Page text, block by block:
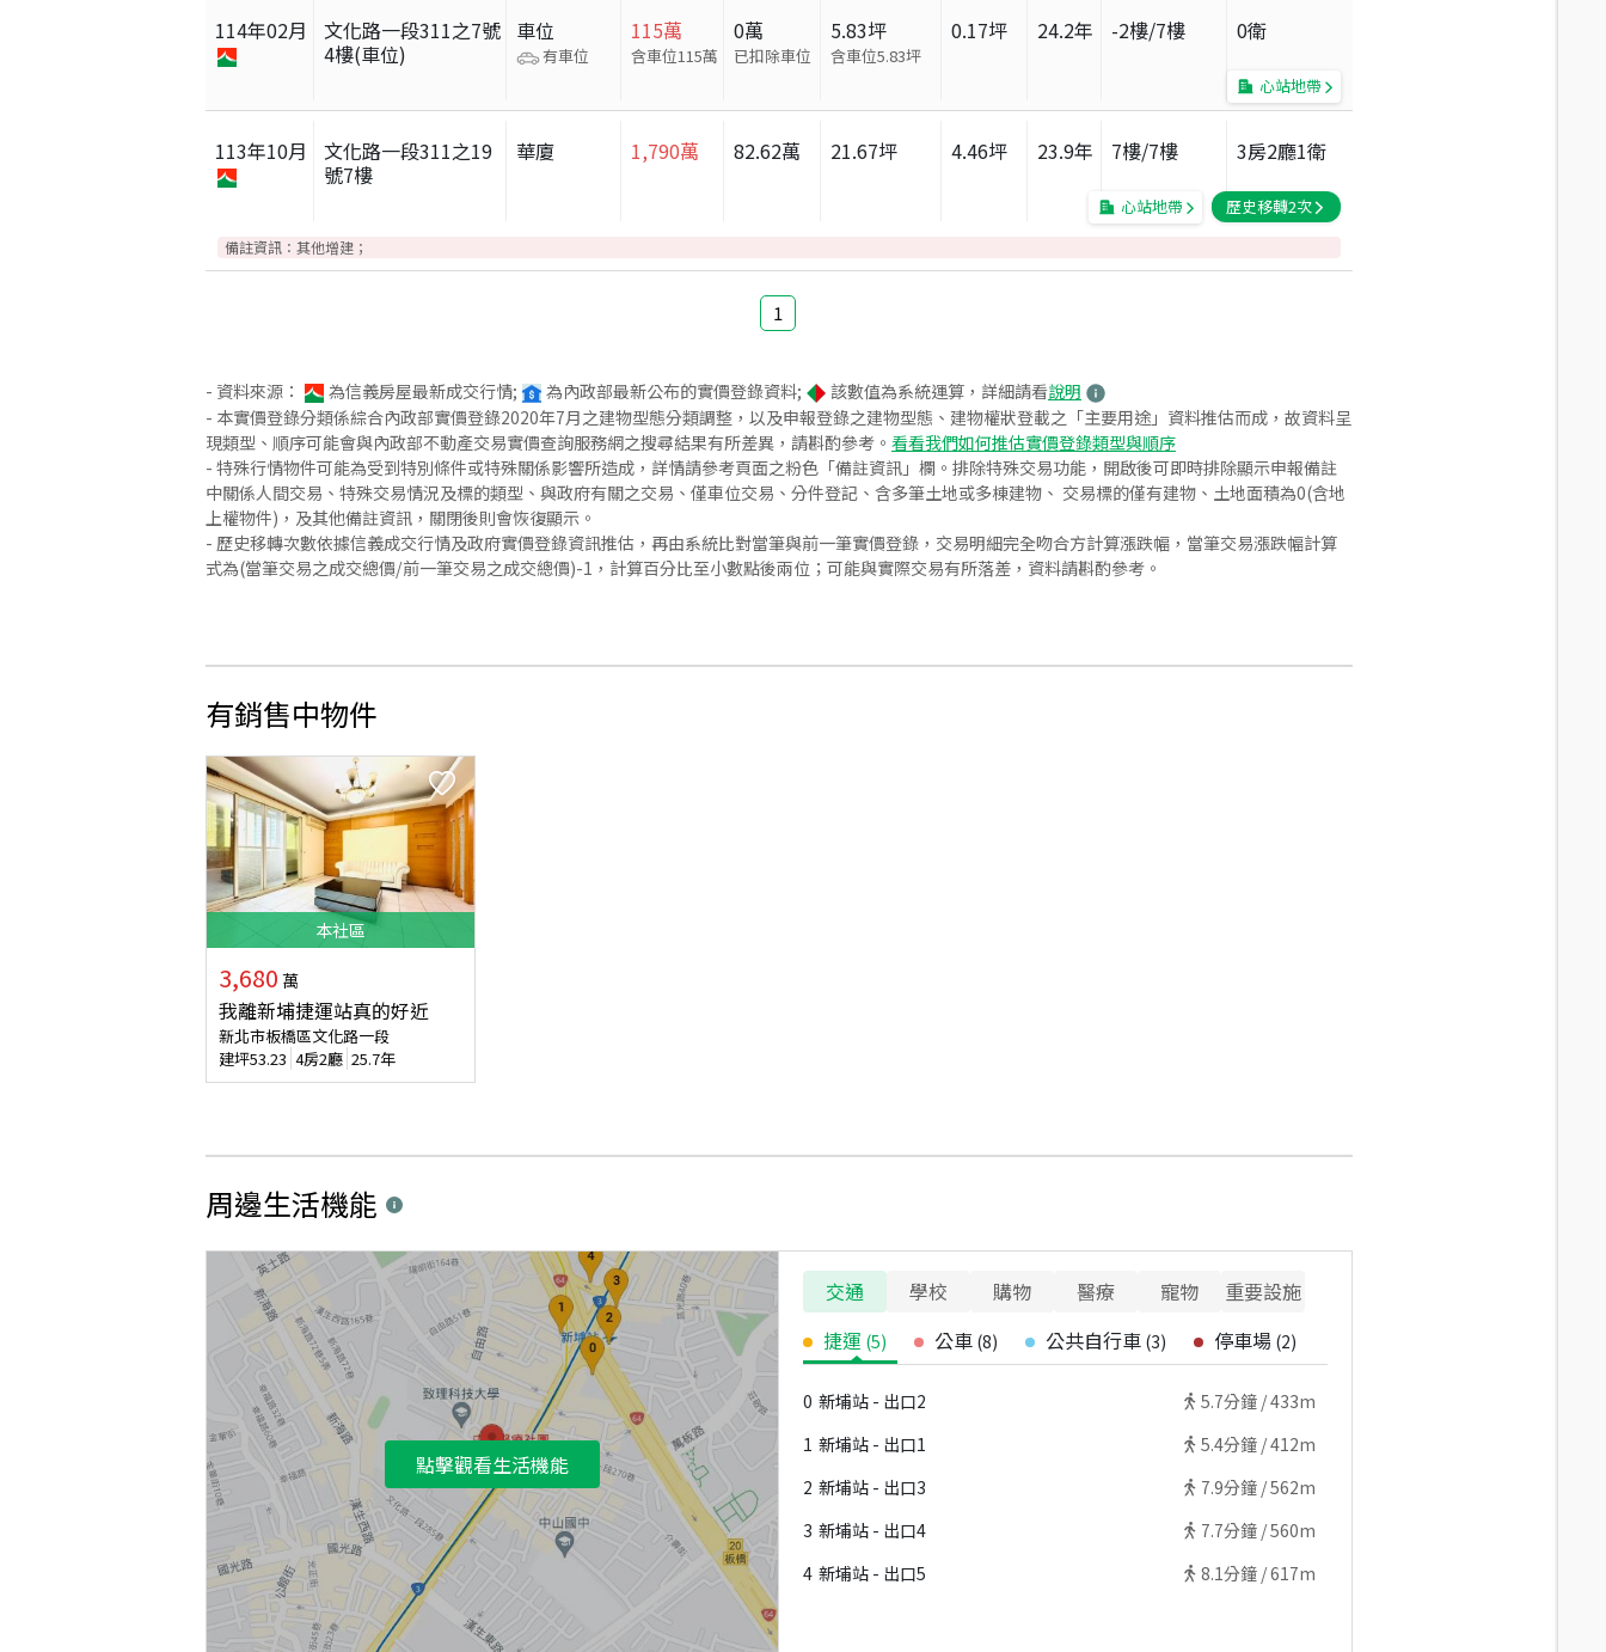
114年02月
文化路一段311之7號
4樓(車位)
車位
有車位
115萬
含車位115萬
0萬
已扣除車位
5.83坪
含車位5.83坪
0.17坪 24.2年 -2樓/7樓 0衛
心站地帶
113年10月
文化路一段311之19
號7樓
華廈 1,790萬 82.62萬 21.67坪 4.46坪 23.9年 7樓/7樓 3房2廳1衛
心站地帶 歷史移轉2次
備註資訊： 其他增建；
1
- 資料來源： 為信義房屋最新成交行情; 為內政部最新公布的實價登錄資料; 該數值為系統運算，詳細請看說明
- 本實價登錄分類係綜合內政部實價登錄2020年7月之建物型態分類調整，以及申報登錄之建物型態、建物權狀登載之「主要用途」資料推估而成，故資料呈
現類型、順序可能會與內政部不動產交易實價查詢服務網之搜尋結果有所差異，請斟酌參考。 看看我們如何推估實價登錄類型與順序
- 特殊行情物件可能為受到特別條件或特殊關係影響所造成，詳情請參考頁面之粉色「備註資訊」欄。排除特殊交易功能，開啟後可即時排除顯示申報備註
中關係人間交易、特殊交易情況及標的類型、與政府有關之交易、僅車位交易、分件登記、含多筆土地或多棟建物、 交易標的僅有建物、土地面積為0(含地
上權物件)，及其他備註資訊，關閉後則會恢復顯示。
- 歷史移轉次數依據信義成交行情及政府實價登錄資訊推估，再由系統比對當筆與前一筆實價登錄，交易明細完全吻合方計算漲跌幅，當筆交易漲跌幅計算
式為(當筆交易之成交總價/前一筆交易之成交總價)-1，計算百分比至小數點後兩位；可能與實際交易有所落差，資料請斟酌參考。
有銷售中物件
本社區
3,680 萬
我離新埔捷運站真的好近
新北市板橋區文化路一段
建坪53.23 4房2廳 25.7年
周邊生活機能
點擊觀看生活機能
交通 學校 購物 醫療 寵物
重要設施
捷運 (5) 公車 (8) 公共自行車 (3) 停車場 (2)
0 新埔站 - 出口2 5.7分鐘 /433m
1 新埔站 - 出口1 5.4分鐘 /412m
2 新埔站 - 出口3 7.9分鐘 /562m
3 新埔站 - 出口4 7.7分鐘 /560m
4 新埔站 - 出口5 8.1分鐘 /617m